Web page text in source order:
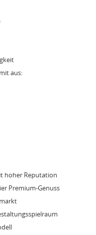
aus:
hoher Reputation
Premium-Genuss